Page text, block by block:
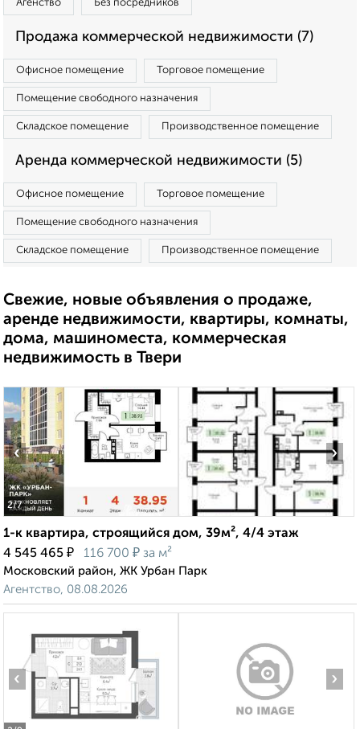
Агенство Без посредников
Продажа коммерческой недвижимости (7)
Офисное помещение Торговое помещение
Помещение свободного назначения
Складское помещение Производственное помещение
Аренда коммерческой недвижимости (5)
Офисное помещение Торговое помещение
Помещение свободного назначения
Складское помещение Производственное помещение
Свежие, новые объявления о продаже,
аренде недвижимости, квартиры, комнаты,
дома, машиноместа, коммерческая
недвижимость в Твери
2/7
‹ ›
1-к квартира, строящийся дом, 39м², 4/4 этаж
4 545 465 ₽ 116 700 ₽ за м²
Московский район, ЖК Урбан Парк
Агентство, 08.08.2026
‹ ›